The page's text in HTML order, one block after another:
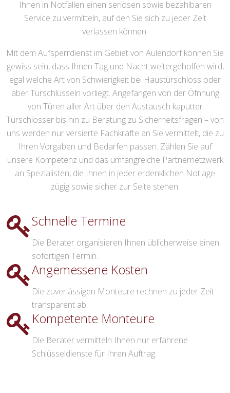
Ihnen in Notfällen einen seriösen sowie bezahlbaren
Service zu vermitteln, auf den Sie sich zu jeder Zeit
verlassen können.
Mit dem Aufsperrdienst im Gebiet von Aulendorf können Sie
gewiss sein, dass Ihnen Tag und Nacht weitergeholfen wird,
egal welche Art von Schwierigkeit bei Haustürschloss oder
aber Türschlüsseln vorliegt. Angefangen von der Öfnnung
von Türen aller Art über den Austausch kaputter
Türschlösser bis hin zu Beratung zu Sicherheitsfragen – von
uns werden nur versierte Fachkräfte an Sie vermittelt, die zu
Ihren Vorgaben und Bedarfen passen. Zählen Sie auf
unsere Kompetenz und das umfangreiche Partnernetzwerk
an Spezialisten, die Ihnen in jeder erdenklichen Notlage
zügig sowie sicher zur Seite stehen.
Schnelle Termine
Die Berater organisieren Ihnen üblicherweise einen
sofortigen Termin.
Angemessene Kosten
Die zuverlässigen Monteure rechnen zu jeder Zeit
transparent ab.
Kompetente Monteure
Die Berater vermitteln Ihnen nur erfahrene
Schlüsseldienste für Ihren Auftrag.